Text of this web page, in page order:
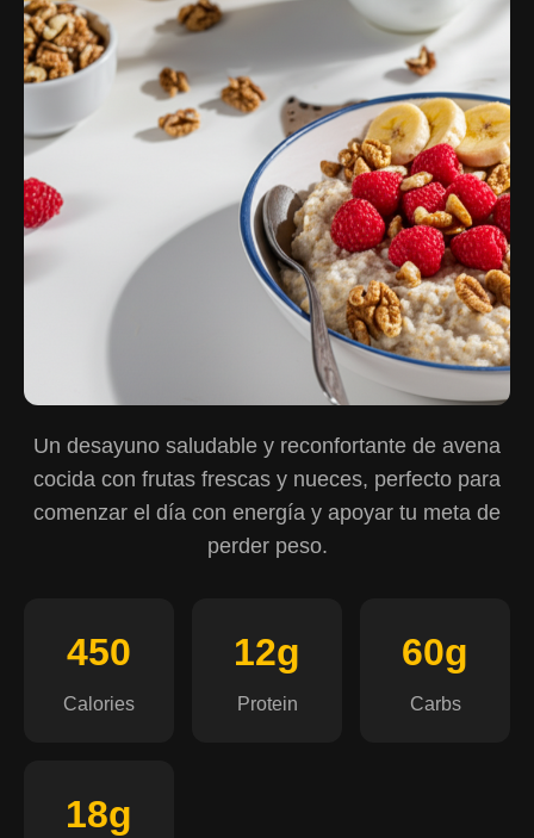
Un desayuno saludable y reconfortante de avena
cocida con frutas frescas y nueces, perfecto para
comenzar el día con energía y apoyar tu meta de
perder peso.
450
Calories
12g
Protein
60g
Carbs
18g